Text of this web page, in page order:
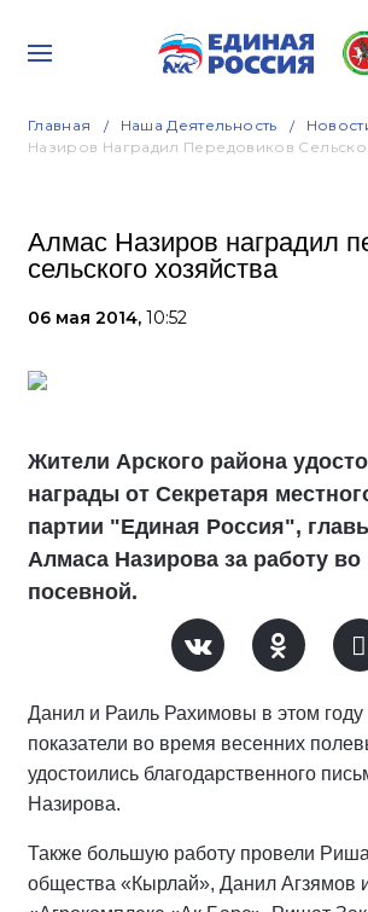
Главная Наша Деятельность
Назиров Наградил Передовиков
Алмас Назиров наградил
сельского хозяйства
06 мая 2014, 10:52
Жители Арского района
награды от Секретаря
партии "Единая Россия",
Алмаса Назирова за работу во
посевной.
Данил и Раиль Рахимовы в этом году
показатели во время весенних
удостоились благодарственного
Назирова.
Также большую работу провели
общества «Кырлай», Данил Агзямов